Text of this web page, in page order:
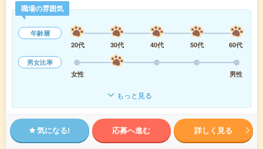
職場の雰囲気
年齢層
20代
30代 40代 50代
60代
男女比率
女性
男性
もっと見る
気になる! 応募へ進む 詳しく見る